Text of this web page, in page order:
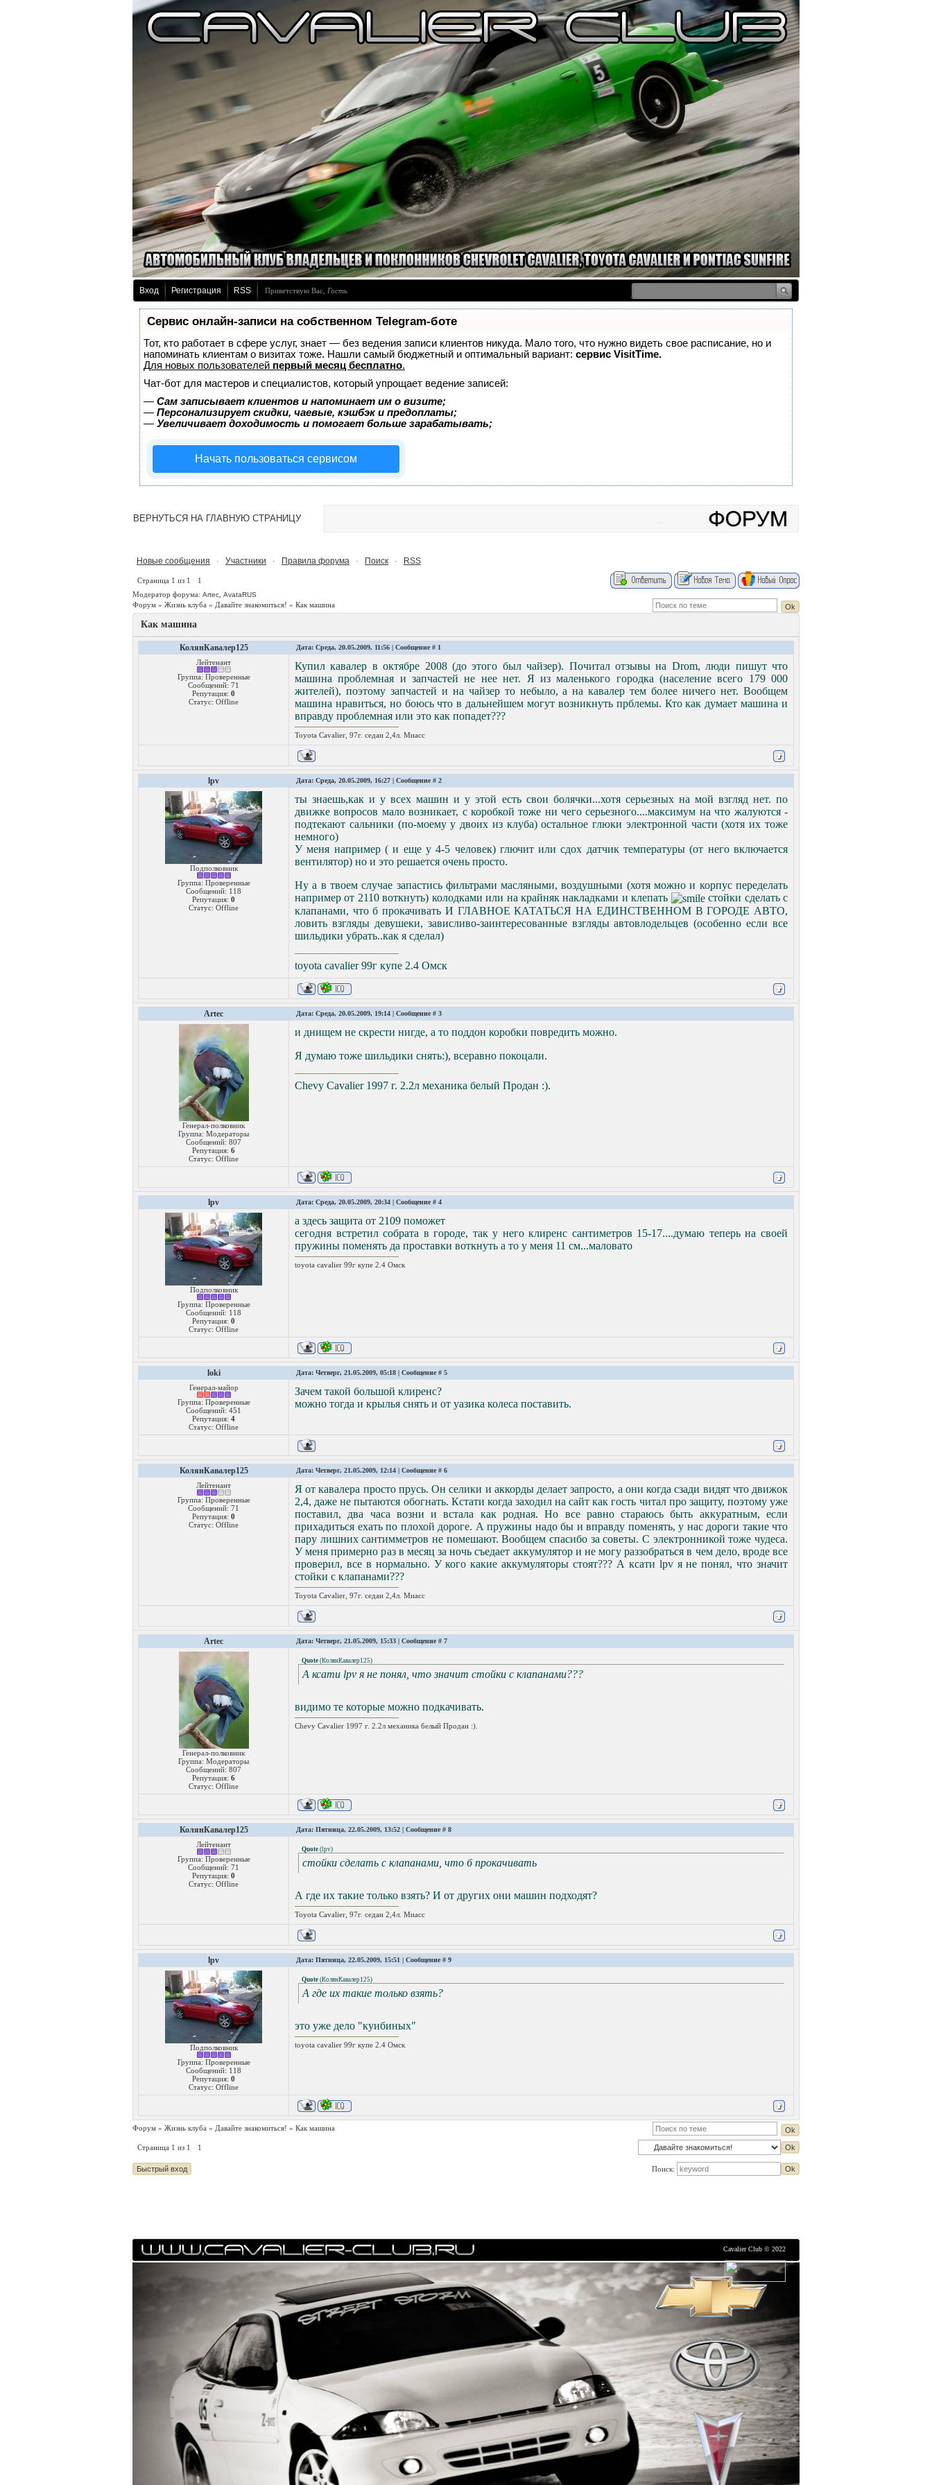
Вход Регистрация RSS Приветствую Вас Гость
Сервис онлайн-записи на собственном Telegram-боте
Тот, кто работает в сфере услуг, знает — без ведения записи клиентов никуда. Мало того, что нужно видеть свое расписание, но и
напоминать клиентам о визитах тоже. Нашли самый бюджетный и оптимальный вариант: сервис VisitTime.
Для новых пользователей первый месяц бесплатно.
Чат-бот для мастеров и специалистов, который упрощает ведение записей:
— Сам записывает клиентов и напоминает им о визите;
— Персонализирует скидки, чаевые, кэшбэк и предоплаты;
— Увеличивает доходимость и помогает больше зарабатывать;
Начать пользоваться сервисом
ВЕРНУТЬСЯ НА ГЛАВНУЮ СТРАНИЦУ
Новые сообщения · Участники · Правила форума · Поиск · RSS
Страница 1 из 1
1
Модератор форума: Artec AvataRUS
Форум » Жизнь клуба » Давайте знакомиться! » Как машина
Как машина
КолянКавалер125 Дата: Среда, 20.05.2009, 11:56 | Сообщение # 1
Лейтенант
Группа: Проверенные
Сообщений: 71
Репутация: 0
Статус: Offline
Купил кавалер в октябре 2008 (до этого был чайзер). Почитал отзывы на Drom, люди пишут что
машина проблемная и запчастей не нее нет. Я из маленького городка (население всего 179 000
жителей), поэтому запчастей и на чайзер то небыло, а на кавалер тем более ничего нет. Вообщем
машина нравиться, но боюсь что в дальнейшем могут возникнуть прблемы. Кто как думает машина и
вправду проблемная или это как попадет???
Toyota Cavalier, 97г. седан 2,4л. Миасс
lpv Дата: Среда, 20.05.2009, 16:27 | Сообщение # 2
Подполковник
Группа: Проверенные
Сообщений: 118
Репутация: 0
Статус: Offline
ты знаешь,как и у всех машин и у этой есть свои болячки...хотя серьезных на мой взгляд нет. по
движке вопросов мало возникает, с коробкой тоже ни чего серьезного....максимум на что жалуются -
подтекают сальники (по-моему у двоих из клуба) остальное глюки электронной части (хотя их тоже
немного)
У меня например ( и еще у 4-5 человек) глючит или сдох датчик температуры (от него включается
вентилятор) но и это решается очень просто.
Ну а в твоем случае запастись фильтрами масляными, воздушными (хотя можно и корпус переделать
например от 2110 воткнуть) колодками или на крайняк накладками и клепать
стойки сделать с
клапанами, что б прокачивать И ГЛАВНОЕ КАТАТЬСЯ НА ЕДИНСТВЕННОМ В ГОРОДЕ АВТО,
ловить взгляды девушеки, зависливо-заинтересованные взгляды автовлодельцев (особенно если все
шильдики убрать..как я сделал)
toyota cavalier 99г купе 2.4 Омск
Artec Дата: Среда, 20.05.2009, 19:14 | Сообщение # 3
Генерал-полковник
Группа: Модераторы
Сообщений: 807
Репутация: 6
Статус: Offline
и днищем не скрести нигде, а то поддон коробки повредить можно.
Я думаю тоже шильдики снять:), всеравно покоцали.
Chevy Cavalier 1997 г. 2.2л механика белый Продан :).
lpv Дата: Среда, 20.05.2009, 20:34 | Сообщение # 4
Подполковник
Группа: Проверенные
Сообщений: 118
Репутация: 0
Статус: Offline
а здесь защита от 2109 поможет
сегодня встретил собрата в городе, так у него клиренс сантиметров 15-17....думаю теперь на своей
пружины поменять да проставки воткнуть а то у меня 11 см...маловато
toyota cavalier 99г купе 2.4 Омск
loki Дата: Четверг, 21.05.2009, 05:18 | Сообщение # 5
Генерал-майор
Группа: Проверенные
Сообщений: 451
Репутация: 4
Статус: Offline
Зачем такой большой клиренс?
можно тогда и крылья снять и от уазика колеса поставить.
КолянКавалер125 Дата: Четверг, 21.05.2009, 12:14 | Сообщение # 6
Лейтенант
Группа: Проверенные
Сообщений: 71
Репутация: 0
Статус: Offline
Я от кавалера просто прусь. Он селики и аккорды делает запросто, а они когда сзади видят что движок
2,4, даже не пытаются обогнать. Кстати когда заходил на сайт как гость читал про защиту, поэтому уже
поставил, два часа возни и встала как родная. Но все равно стараюсь быть аккуратным, если
прихадиться ехать по плохой дороге. А пружины надо бы и вправду поменять, у нас дороги такие что
пару лишних сантимметров не помешают. Вообщем спасибо за советы. С электронникой тоже чудеса.
У меня примерно раз в месяц за ночь съедает аккумулятор и не могу раззобраться в чем дело, вроде все
проверил, все в нормально. У кого какие аккумуляторы стоят??? А ксати lpv я не понял, что значит
стойки с клапанами???
Toyota Cavalier, 97г. седан 2,4л. Миасс
Artec Дата: Четверг, 21.05.2009, 15:33 | Сообщение # 7
Генерал-полковник
Группа: Модераторы
Сообщений: 807
Репутация: 6
Статус: Offline
Quote (КолянКавалер125)
А ксати lpv я не понял, что значит стойки с клапанами???
видимо те которые можно подкачивать.
Chevy Cavalier 1997 г. 2.2л механика белый Продан :).
КолянКавалер125 Дата: Пятница, 22.05.2009, 13:52 | Сообщение # 8
Лейтенант
Группа: Проверенные
Сообщений: 71
Репутация: 0
Статус: Offline
Quote (lpv)
стойки сделать с клапанами, что б прокачивать
А где их такие только взять? И от других они машин подходят?
Toyota Cavalier, 97г. седан 2,4л. Миасс
lpv Дата: Пятница, 22.05.2009, 15:51 | Сообщение # 9
Подполковник
Группа: Проверенные
Сообщений: 118
Репутация: 0
Статус: Offline
Quote (КолянКавалер125)
А где их такие только взять?
это уже дело "куибиных"
toyota cavalier 99г купе 2.4 Омск
Форум » Жизнь клуба » Давайте знакомиться! » Как машина
Страница 1 из 1 1
Поиск:
Cavalier Club © 2022